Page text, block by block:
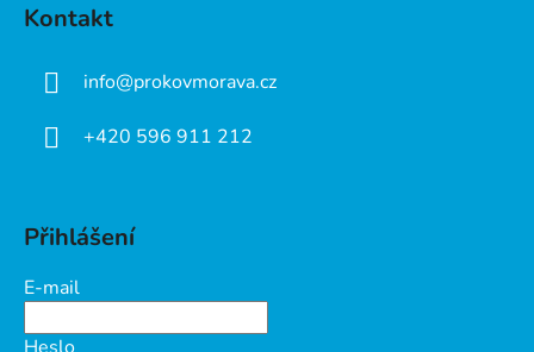
Kontakt
info@prokovmorava.cz
+420 596 911 212
Přihlášení
E-mail